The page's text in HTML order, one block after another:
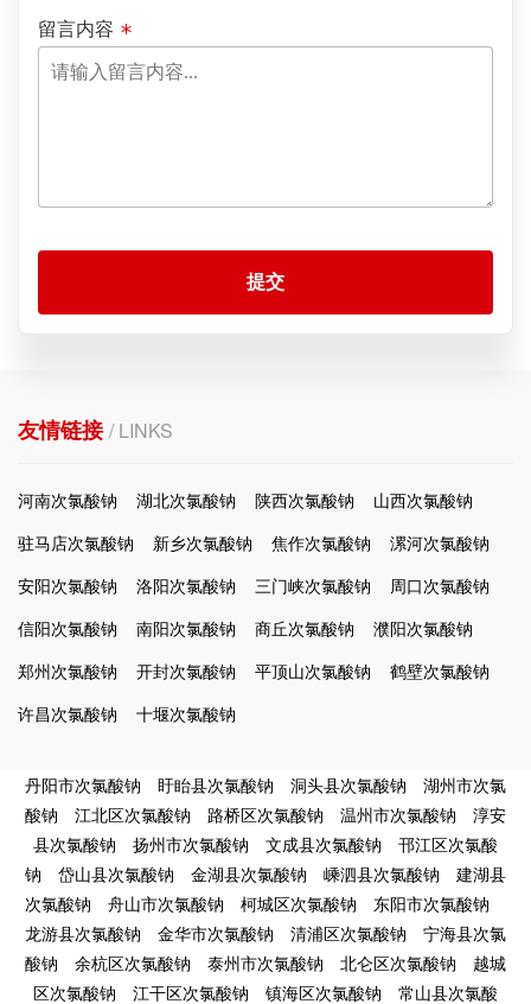
留言内容
提交
友情链接/ LINKS
河南次氯酸钠 湖北次氯酸钠 陕西次氯酸钠
山西次氯酸钠
驻马店次氯酸钠
新乡次氯酸钠 焦作次氯酸钠
漯河次氯酸钠
安阳次氯酸钠
洛阳次氯酸钠 三门峡次氯酸钠
周口次氯酸钠
信阳次氯酸钠
南阳次氯酸钠 商丘次氯酸钠
濮阳次氯酸钠
郑州次氯酸钠
开封次氯酸钠 平顶山次氯酸钠
鹤壁次氯酸钠
许昌次氯酸钠
十堰次氯酸钠
丹阳市次氯酸钠 盱眙县次氯酸钠 洞头县次氯酸钠
湖州市次氯
酸钠
江北区次氯酸钠 路桥区次氯酸钠 温州市次氯酸钠
淳安
县次氯酸钠
扬州市次氯酸钠 文成县次氯酸钠
邗江区次氯酸
钠
岱山县次氯酸钠 金湖县次氯酸钠 嵊泗县次氯酸钠
建湖县
次氯酸钠
舟山市次氯酸钠 柯城区次氯酸钠
东阳市次氯酸钠
龙游县次氯酸钠
金华市次氯酸钠 清浦区次氯酸钠
宁海县次氯
酸钠
余杭区次氯酸钠 泰州市次氯酸钠 北仑区次氯酸钠
越城
区次氯酸钠
江干区次氯酸钠 镇海区次氯酸钠 常山县次氯酸